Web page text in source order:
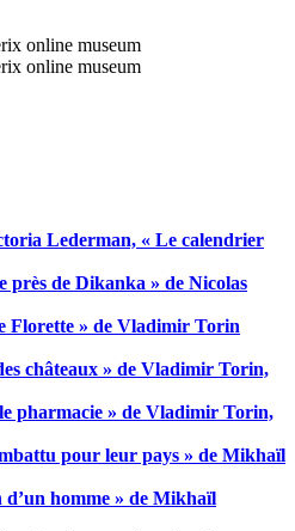
Lederman, « Le calendrier
près de Dikanka » de Nicolas
Florette » de Vladimir Torin
châteaux » de Vladimir Torin,
pharmacie » de Vladimir Torin,
pour leur pays » de Mikhaïl
d’un homme » de Mikhaïl